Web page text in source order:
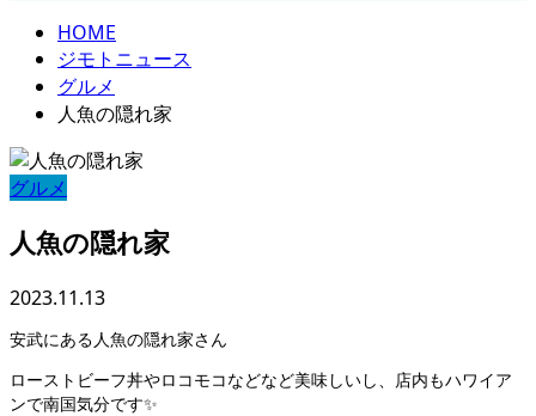
HOME
ジモトニュース
グルメ
人魚の隠れ家
グルメ
人魚の隠れ家
2023.11.13
安武にある人魚の隠れ家さん
ローストビーフ丼やロコモコなどなど美味しいし、店内もハワイア
ンで南国気分です✨️